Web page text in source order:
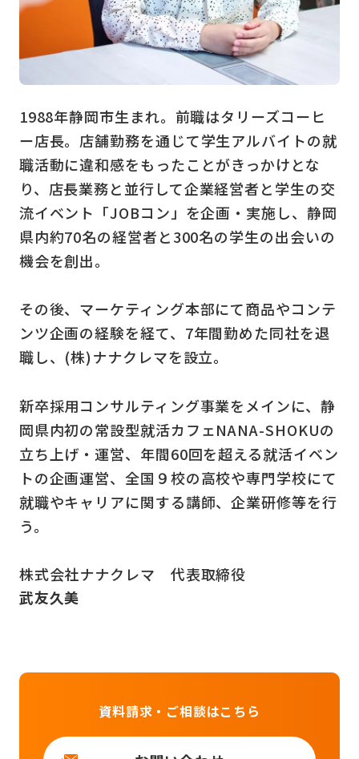
1988年静岡市生まれ。前職はタリーズコーヒ
ー店長。店舗勤務を通じて学生アルバイトの就
職活動に違和感をもったことがきっかけとな
り、店長業務と並行して企業経営者と学生の交
流イベント「JOBコン」を企画・実施し、静岡
県内約70名の経営者と300名の学生の出会いの
機会を創出。
その後、マーケティング本部にて商品やコンテ
ンツ企画の経験を経て、7年間勤めた同社を退
職し、(株)ナナクレマを設立。
新卒採用コンサルティング事業をメインに、静
岡県内初の常設型就活カフェNANA-SHOKUの
立ち上げ・運営、年間60回を超える就活イベン
トの企画運営、全国９校の高校や専門学校にて
就職やキャリアに関する講師、企業研修等を行
う。
株式会社ナナクレマ 代表取締役
武友久美
資料請求・ご相談はこちら